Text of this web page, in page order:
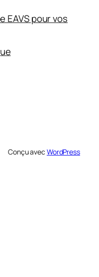
EAVS pour vos
Conçu avec WordPress